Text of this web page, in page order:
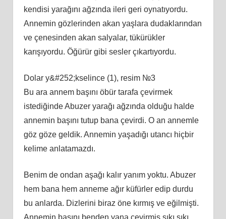
kendisi yarağını ağzında ileri geri oynatıyordu.
Annemin gözlerinden akan yaşlara dudaklarından
ve çenesinden akan salyalar, tükürükler
karışıyordu. Öğürür gibi sesler çıkartıyordu.
Dolar y&#252;kselince (1), resim №3
Bu ara annem başını öbür tarafa çevirmek
istediğinde Abuzer yarağı ağzında olduğu halde
annemin başını tutup bana çevirdi. O an annemle
göz göze geldik. Annemin yaşadığı utancı hiçbir
kelime anlatamazdı.
Benim de ondan aşağı kalır yanım yoktu. Abuzer
hem bana hem anneme ağır küfürler edip durdu
bu anlarda. Dizlerini biraz öne kırmış ve eğilmişti.
Annemin başını benden yana çevirmiş sıkı sıkı